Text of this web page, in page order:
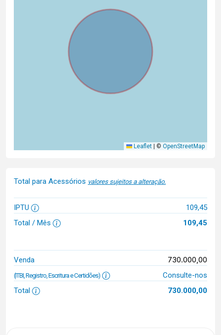
Leaflet | © OpenStreetMap
Total para Acessórios valores sujeitos a alteração.
IPTU
109,45
Total / Mês
109,45
Venda 730.000,00
(ITBI, Registro, Escritura e Certidões)
Consulte-nos
Total
730.000,00